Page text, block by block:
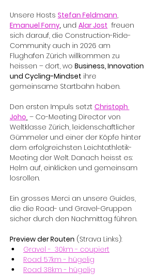
Unsere Hosts Stefan Feldmann,
Emanuel Forny, und Alar Jost freuen
sich darauf, die Construction-Ride-
Community auch in 2026 am
Flughafen Zürich willkommen zu
heissen – dort, wo Business, Innovation
und Cycling-Mindset ihre
gemeinsame Startbahn haben.
Den ersten Impuls setzt Christoph
Joho – Co-Meeting Director von
Weltklasse Zürich, leidenschaftlicher
Gümmeler und einer der Köpfe hinter
dem erfolgreichsten Leichtathletik-
Meeting der Welt. Danach heisst es:
Helm auf, einklicken und gemeinsam
losrollen.
Ein grosses Merci an unsere Guides,
die die Road- und Gravel-Gruppen
sicher durch den Nachmittag führen.
Preview der Routen (Strava Links):
Gravel -  30km - coupiert
Road 57km - hügelig
Road 38km - hügelig